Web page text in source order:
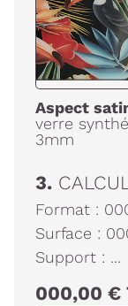
Aspect
verre
3mm
3.
Format :
Surface :
Support : ...
000,00 €